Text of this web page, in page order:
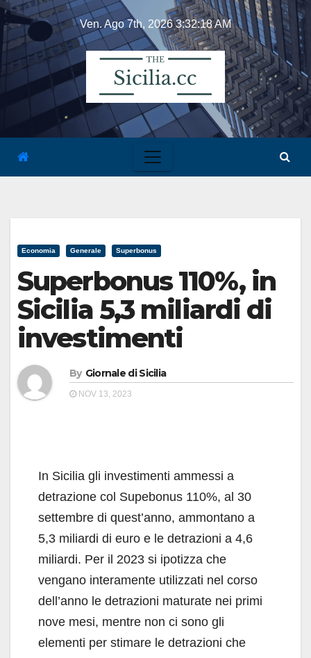
Skip
content
Ven. Ago 7th, 20263:32:18 AM
Economia Generale Superbonus
Superbonus 110%, in
Sicilia 5,3 miliardi di
investimenti
By Giornale di Sicilia
NOV 13, 2023
In Sicilia gli investimenti ammessi a
detrazione col Supebonus 110%, al 30
settembre di quest’anno, ammontano a
5,3 miliardi di euro e le detrazioni a 4,6
miliardi. Per il 2023 si ipotizza che
vengano interamente utilizzati nel corso
dell’anno le detrazioni maturate nei primi
nove mesi, mentre non ci sono gli
elementi per stimare le detrazioni che